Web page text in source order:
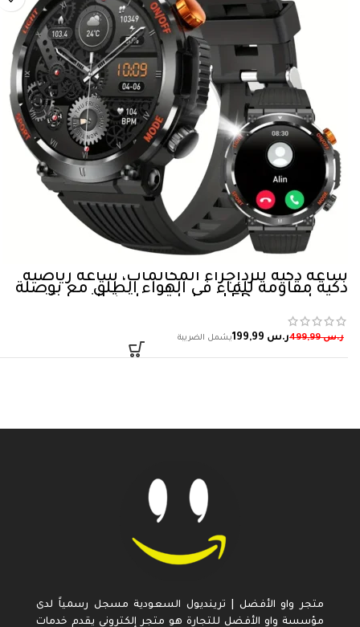
ساعة ذكية للردإجراء المكالمات، ساعة رياضية
ذكية مقاومة للماء في الهواء الطلق مع بوصلة
مصباح يدوي LED، ساعات مراقبة النوم وتتبع
والرجال
ر.س499,99 ر.س
متجر واو الأفضل | ترينديول السعودية مسجل رسمياً لدى
مؤسسة واو الأفضل للتجارة هو متجر إلكتروني يقدم خدمات